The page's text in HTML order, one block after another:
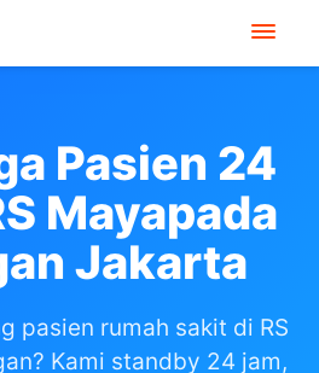
Pasien 24
Mayapada
Jakarta
pasien rumah sakit di RS
Kami standby 24 jam,